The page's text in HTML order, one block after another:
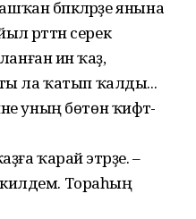
бәпкәләрҙе янына
рәттән серек
инә ҡаҙ,
ла ҡатып ҡалды...
уның бөтөн ҡиәфәт-
ҡарай этәрҙе. –
Тораһың